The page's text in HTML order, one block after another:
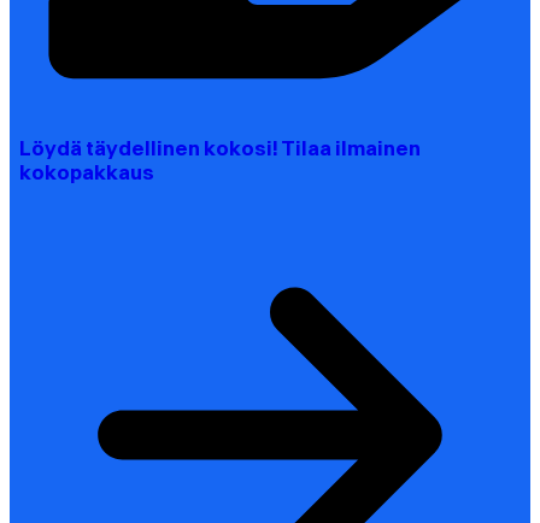
Löydä täydellinen kokosi! Tilaa ilmainen
kokopakkaus